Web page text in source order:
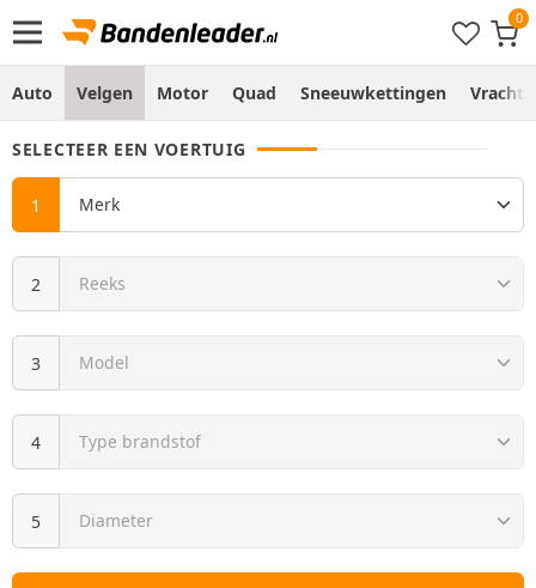
Auto Velgen Motor Quad Sneeuwkettingen
SELECTEER EEN VOERTUIG